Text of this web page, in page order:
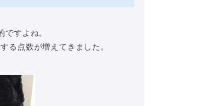
すよね。
る点数が増えてきました。